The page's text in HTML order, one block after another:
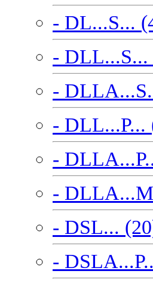
- DL...S...
- DLL...S...
-
- DLL...P...
-
-
- DSL...
-